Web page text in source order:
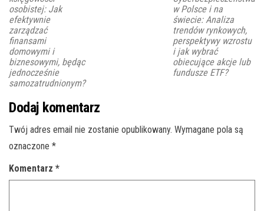
osobistej: Jak
efektywnie
zarządzać
finansami
domowymi i
biznesowymi, będąc
jednocześnie
samozatrudnionym?
w Polsce i na
świecie: Analiza
trendów rynkowych,
perspektywy wzrostu
i jak wybrać
obiecujące akcje lub
fundusze ETF?
Dodaj komentarz
Twój adres email nie zostanie opublikowany. Wymagane pola są
oznaczone *
Komentarz *